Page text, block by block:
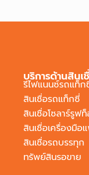
บริการด้านสินเ
รีไฟแนนซ์รถแท็ก
สินเชื่อรถแท็กซี่
สินเชื่อโซลาร์รูฟ
สินเชื่อเครื่องมือ
สินเชื่อรถบรรทุก
ทรัพย์สินรอขาย